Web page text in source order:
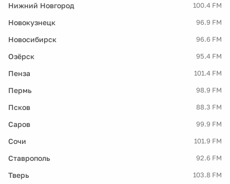
Нижний Новгород 100.4 FM
Новокузнецк 96.9 FM
Новосибирск 96.6 FM
Озёрск 95.4 FM
Пенза 101.4 FM
Пермь 98.9 FM
Псков 88.3 FM
Саров 99.9 FM
Сочи 101.9 FM
Ставрополь 92.6 FM
Тверь 103.8 FM